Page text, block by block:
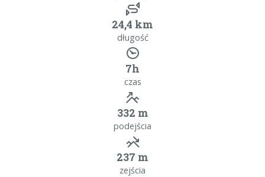
24,4 km
długość
7h
czas
332 m
podejścia
237 m
zejścia